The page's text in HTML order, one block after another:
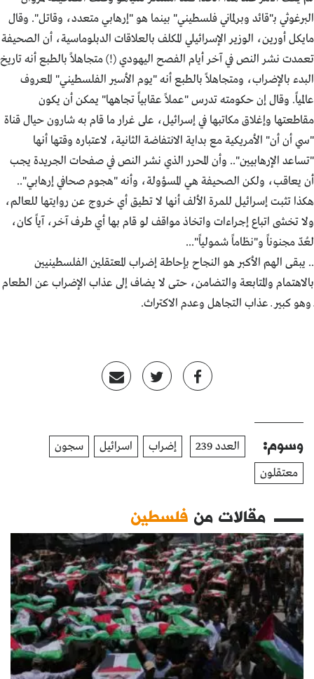
البرغوثي بـ"قائد وبرلماني فلسطيني" بينما هو "إرهابي متعدد، وقاتل". وقال
مايكل أورين، الوزير الإسرائيلي المكلف بالعلاقات الدبلوماسية، أن الصحيفة
تعمدت نشر النص في آخر أيام الفصح اليهودي (!) متجاهلاً بالطبع أنه تاريخ
البدء بالإضراب، ومتجاهلاً بالطبع أنه "يوم الأسير الفلسطيني" المعروف
عالمياً. وقال إن حكومته تدرس "عملاً عقابياً تجاهها" يمكن أن يكون
مقاطعتها وإغلاق مكاتبها في إسرائيل، على غرار ما قام به شارون حيال قناة
"سي أن أن" الأمريكية مع بداية الانتفاضة الثانية، لاعتباره وقتها أنها
"تساعد الإرهابيين".. وأن المحرر الذي نشر النص في صفحات الجريدة يجب
أن يعاقب، ولكن الصحيفة هي المسؤولة، وأنه "هجوم صحافي إرهابي"..
هكذا تثبت إسرائيل للمرة الألف أنها لا تطيق أي خروج عن روايتها للعالم،
ولا تخشى اتباع إجراءات واتخاذ مواقف لو قام بها أي طرف آخر، آياً كان،
لعُدّ مجنوناً و"نظاماً شمولياً"...
.. يبقى الهم الأكبر هو النجاح بإحاطة إضراب المعتقلين الفلسطينيين
بالاهتمام والمتابعة والتضامن، حتى لا يضاف إلى عذاب الإضراب عن الطعام
ــ وهو كبير ــ عذاب التجاهل وعدم الاكتراث.
وسوم: العدد 239 إضراب اسرائيل
سجون
معتقلون
مقالات من فلسطين